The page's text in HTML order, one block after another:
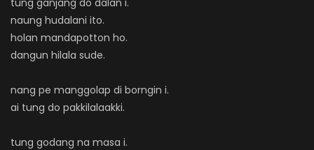
tung ganjang do dalan i.
naung hudalani ito.
holan mandapotton ho.
dangun hilala sude.
nang pe manggolap di borngin i.
ai tung do pakkilalaakki.
tung godang na masa i.